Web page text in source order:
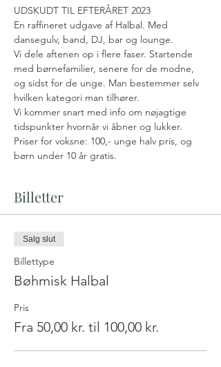
UDSKUDT TIL EFTERÅRET 2023
En raffineret udgave af Halbal. Med
dansegulv, band, DJ, bar og lounge.
Vi dele aftenen op i flere faser. Startende
med børnefamilier, senere for de modne,
og sidst for de unge. Man bestemmer selv
hvilken kategori man tilhører.
Vi kommer snart med info om nøjagtige
tidspunkter hvornår vi åbner og lukker.
Priser for voksne: 100,- unge halv pris, og
børn under 10 år gratis.
Billetter
Salg slut
Billettype
Bøhmisk Halbal
Pris
Fra 50,00 kr. til 100,00 kr.